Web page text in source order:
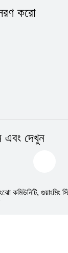
করো
দেখুন
কমিউনিটি, গুয়াংমিং